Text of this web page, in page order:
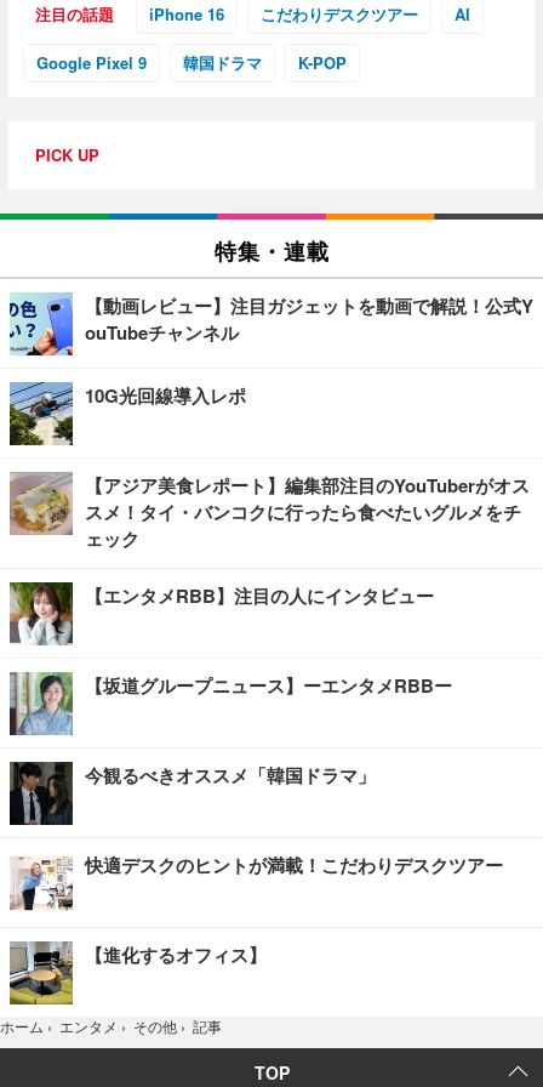
注目の話題 iPhone 16 こだわりデスクツアー AI
Google Pixel 9 韓国ドラマ K-POP
PICK UP
特集・連載
【動画レビュー】注目ガジェットを動画で解説！公式Y
ouTubeチャンネル
10G光回線導入レポ
【アジア美食レポート】編集部注目のYouTuberがオス
スメ！タイ・バンコクに行ったら食べたいグルメをチ
ェック
【エンタメRBB】注目の人にインタビュー
【坂道グループニュース】ーエンタメRBBー
今観るべきオススメ「韓国ドラマ」
快適デスクのヒントが満載！こだわりデスクツアー
【進化するオフィス】
ホーム › エンタメ › その他 › 記事
TOP